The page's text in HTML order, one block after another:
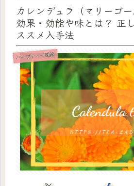
カレンデュラ（マリーゴ
効果・効能や味とは？ 正
ススメ入手法
ハーブティー図鑑